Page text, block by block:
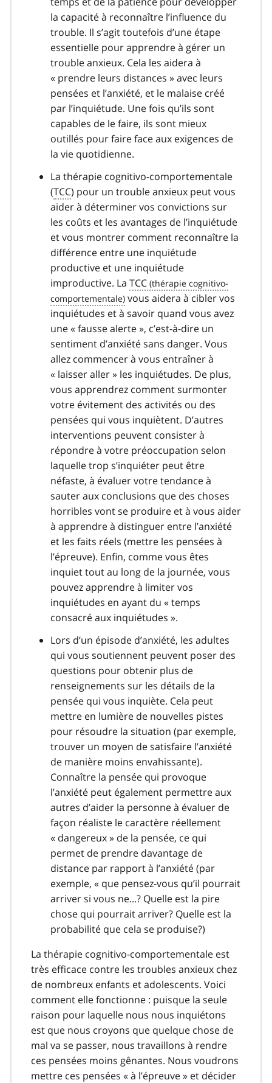
la capacité à reconnaître l’influence du
trouble. Il s’agit toutefois d’une étape
essentielle pour apprendre à gérer un
trouble anxieux. Cela les aidera à
« prendre leurs distances » avec leurs
pensées et l’anxiété, et le malaise créé
par l’inquiétude. Une fois qu’ils sont
capables de le faire, ils sont mieux
outillés pour faire face aux exigences de
la vie quotidienne.
La thérapie cognitivo-comportementale
(TCC) pour un trouble anxieux peut vous
aider à déterminer vos convictions sur
les coûts et les avantages de l’inquiétude
et vous montrer comment reconnaître la
différence entre une inquiétude
productive et une inquiétude
improductive. La TCC
vous aidera à cibler vos
inquiétudes et à savoir quand vous avez
une « fausse alerte », c’est-à-dire un
sentiment d’anxiété sans danger. Vous
allez commencer à vous entraîner à
« laisser aller » les inquiétudes. De plus,
vous apprendrez comment surmonter
votre évitement des activités ou des
pensées qui vous inquiètent. D’autres
interventions peuvent consister à
répondre à votre préoccupation selon
laquelle trop s’inquiéter peut être
néfaste, à évaluer votre tendance à
sauter aux conclusions que des choses
horribles vont se produire et à vous aider
à apprendre à distinguer entre l’anxiété
et les faits réels (mettre les pensées à
l’épreuve). Enfin, comme vous êtes
inquiet tout au long de la journée, vous
pouvez apprendre à limiter vos
inquiétudes en ayant du « temps
consacré aux inquiétudes ».
Lors d’un épisode d’anxiété, les adultes
qui vous soutiennent peuvent poser des
questions pour obtenir plus de
renseignements sur les détails de la
pensée qui vous inquiète. Cela peut
mettre en lumière de nouvelles pistes
pour résoudre la situation (par exemple,
trouver un moyen de satisfaire l’anxiété
de manière moins envahissante).
Connaître la pensée qui provoque
l’anxiété peut également permettre aux
autres d’aider la personne à évaluer de
façon réaliste le caractère réellement
« dangereux » de la pensée, ce qui
permet de prendre davantage de
distance par rapport à l’anxiété (par
exemple, « que pensez-vous qu’il pourrait
arriver si vous ne...? Quelle est la pire
chose qui pourrait arriver? Quelle est la
probabilité que cela se produise?)
La thérapie cognitivo-comportementale est
très efficace contre les troubles anxieux chez
de nombreux enfants et adolescents. Voici
comment elle fonctionne : puisque la seule
raison pour laquelle nous nous inquiétons
est que nous croyons que quelque chose de
mal va se passer, nous travaillons à rendre
ces pensées moins gênantes. Nous voudrons
mettre ces pensées « à l’épreuve » et décider